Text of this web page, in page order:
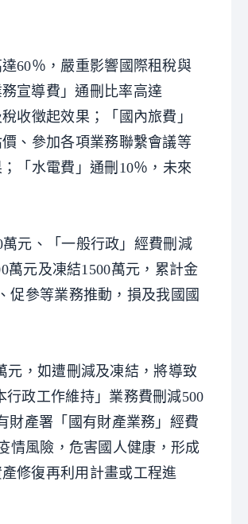
60％，嚴重影響國際租稅與
宣導費」通刪比率高達
收徵起效果；「國內旅費」
、參加各項業務聯繫會議等
「水電費」通刪10％，未來
元、「一般行政」經費刪減
萬元及凍結1500萬元，累計金
促參等業務推動，損及我國國
元，如遭刪減及凍結，將導致
政工作維持」業務費刪減500
財產署「國有財產業務」經費
情風險，危害國人健康，形成
修復再利用計畫或工程進